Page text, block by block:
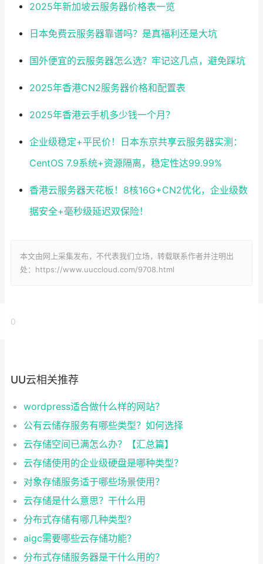
2025年新加坡云服务器价格表一览
日本免费云服务器靠谱吗？是真福利还是大坑
国外便宜的云服务器怎么选？牢记这几点，避免踩坑
2025年香港CN2服务器价格和配置表
2025年香港云手机多少钱一个月？
企业级稳定+平民价！日本东京共享云服务器实测：
CentOS 7.9系统+资源隔离，稳定性达99.99%
香港云服务器天花板！8核16G+CN2优化，企业级数
据安全+毫秒级延迟双保险！
本文由网上采集发布，不代表我们立场，转载联系作者并注明出
处：https://www.uuccloud.com/9708.html
0
UU云相关推荐
wordpress适合做什么样的网站？
公有云储存服务有哪些类型？如何选择
云存储空间已满怎么办？【汇总篇】
云存储使用的企业级硬盘是哪种类型？
对象存储服务适于哪些场景使用？
云存储是什么意思？干什么用
分布式存储有哪几种类型?
aigc需要哪些云存储功能？
分布式存储服务器是干什么用的？